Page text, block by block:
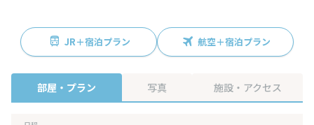
JR＋宿泊プラン 航空＋宿泊プラン
部屋・プラン 写真 施設・アクセス